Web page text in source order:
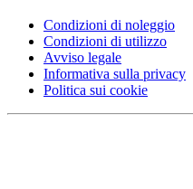
Condizioni di noleggio
Condizioni di utilizzo
Avviso legale
Informativa sulla privacy
Politica sui cookie